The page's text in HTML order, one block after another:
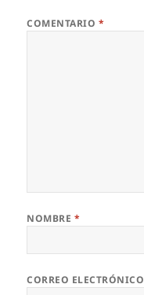
COMENTARIO *
NOMBRE *
CORREO ELECTRÓNICO